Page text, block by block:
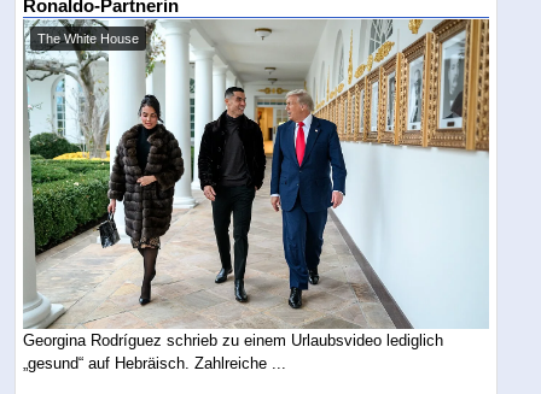
Ronaldo-Partnerin
The White House
Georgina Rodríguez schrieb zu einem Urlaubsvideo lediglich
„gesund“ auf Hebräisch. Zahlreiche ...